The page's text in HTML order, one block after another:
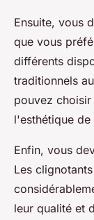
Ensuite, vous
que vous
différents
traditionnels
pouvez
l'esthétique
Enfin, vous
Les
leur qualité et